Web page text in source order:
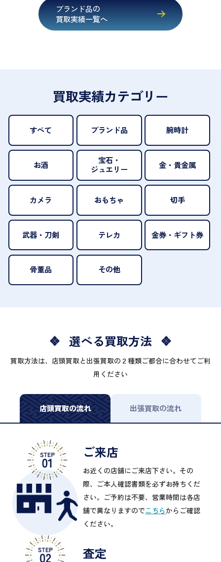
ブランド品の
買取実績一覧へ
買取実績カテゴリー
すべて ブランド品 腕時計
お酒
宝石・
ジュエリー
金・貴金属
カメラ おもちゃ 切手
武器・刀剣 テレカ 金券・ギフト券
骨董品 その他
選べる買取方法
買取方法は、店頭買取と出張買取の２種類ご都合に合わせてご利
用ください
店頭買取の流れ 出張買取の流れ
ご来店
お近くの店舗にご来店下さい。その
際、ご本人確認書類を必ずお持ちくだ
さい。ご予約は不要、営業時間は各店
舗で異なりますのでこちらからご確認
ください。
査定